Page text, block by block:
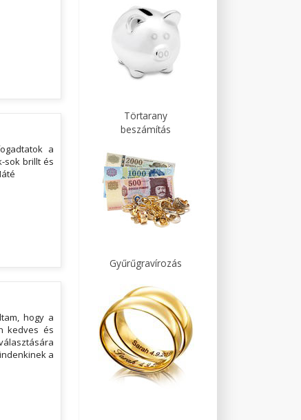
a
sok brillt és
hogy a
kedves és
a
Törtarany
beszámítás
Gyűrűgravírozás